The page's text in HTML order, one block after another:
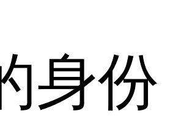
身份